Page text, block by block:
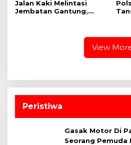
Jalan Kaki Melintasi
Jembatan Gantung,
View
Peristiwa
Gasak Motor Di
Seorang Pemuda